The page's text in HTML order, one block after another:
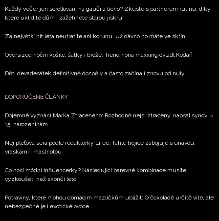
Každý večer jen scrollování na gauči a ticho? Zkuste s partnerem rutinu, díky
které uklidíte dům i zažehnete starou jiskru
Za největší hit léta neutratíte ani korunu. Už dávno ho máte ve skříni
Oversized noční košile, šátky i brože. Trend nona maxxing ovládl Kodaň
Děti devadesátek definitivně dospěly a často začínají znovu od nuly
DOPORUČENÉ ČLÁNKY
Dojemné vyznání Marka Ztraceného: Rozhodně nejsi ztracený, napsal synovi k
15. narozeninám
Nej pleťová séra podle redaktorky Lifee: Tahle trojice zabojuje s únavou,
vráskami i mastnotou
Co nosí módní influencerky? Následující barevné kombinace musíte
vyzkoušet, než skončí léto
Potraviny, které mohou domácím mazlíčkům ublížit: O čokoládě určitě víte, ale
nebezpečné je i exotické ovoce